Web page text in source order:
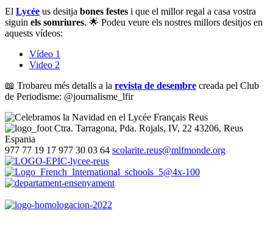
El Lycée us desitja bones festes i que el millor regal a casa vostra
siguin els somriures. 🌟 Podeu veure els nostres millors desitjos en
aquests vídeos:
Vídeo 1
Video 2
📖 Trobareu més detalls a la revista de desembre creada pel Club
de Periodisme: @journalisme_lfir
Ctra. Tarragona, Pda. Rojals, IV, 22 43206, Reus
Espania
977 77 19 17 977 30 03 64 scolarite.reus@mlfmonde.org